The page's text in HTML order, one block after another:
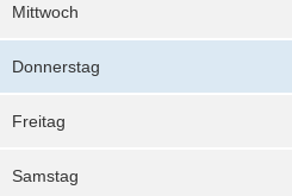
Mittwoch
Donnerstag
Freitag
Samstag